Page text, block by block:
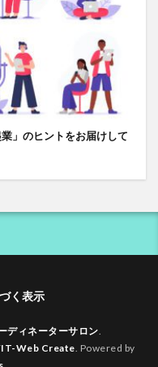
」のヒントをお届けして
く表示
ディネーターサロン
Web Create . Powered by